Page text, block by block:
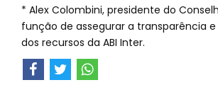
* Alex Colombini, presidente do
função de assegurar a transparência
dos recursos da ABI Inter.